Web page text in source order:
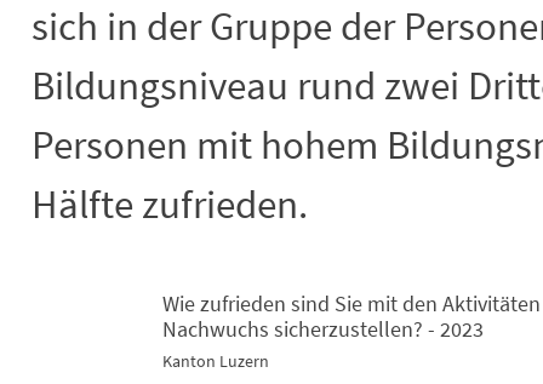
sich in der Gruppe der
Bildungsniveau rund zwei
Personen mit hohem
Hälfte zufrieden.
Wie zufrieden sind Sie mit den
Bar chart with 2 data series.
Wie zufrieden sind Sie mit den
Nachwuchs sicherzustellen? - 2023
Kanton Luzern